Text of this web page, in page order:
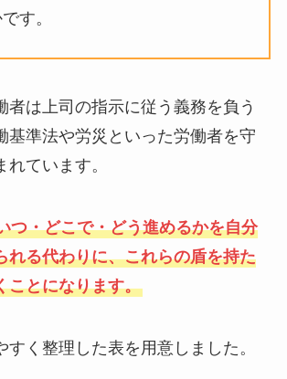
す。
者は上司の指示に従う義務を負う
基準法や労災といった労働者を守
ています。
つ・どこで・どう進めるかを自分
れる代わりに、これらの盾を持た
ことになります。
すく整理した表を用意しました。